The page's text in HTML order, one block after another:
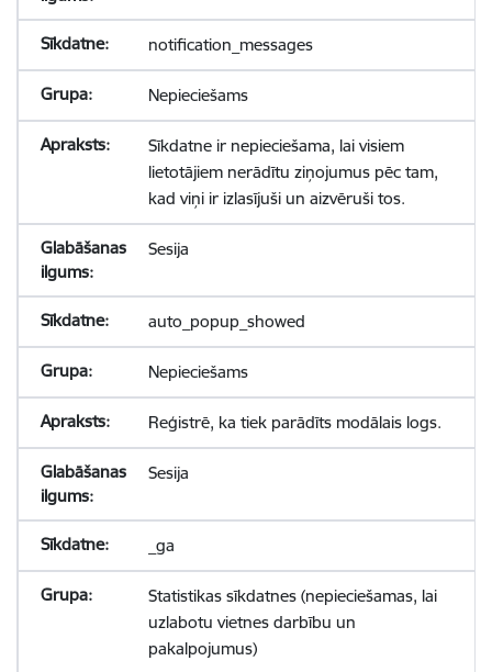
notification_messages
Nepieciešams
Sīkdatne ir nepieciešama, lai visiem
lietotājiem nerādītu ziņojumus pēc tam,
kad viņi ir izlasījuši un aizvēruši tos.
Sesija
auto_popup_showed
Nepieciešams
Reģistrē, ka tiek parādīts modālais logs.
Sesija
_ga
Statistikas sīkdatnes (nepieciešamas, lai
uzlabotu vietnes darbību un
pakalpojumus)